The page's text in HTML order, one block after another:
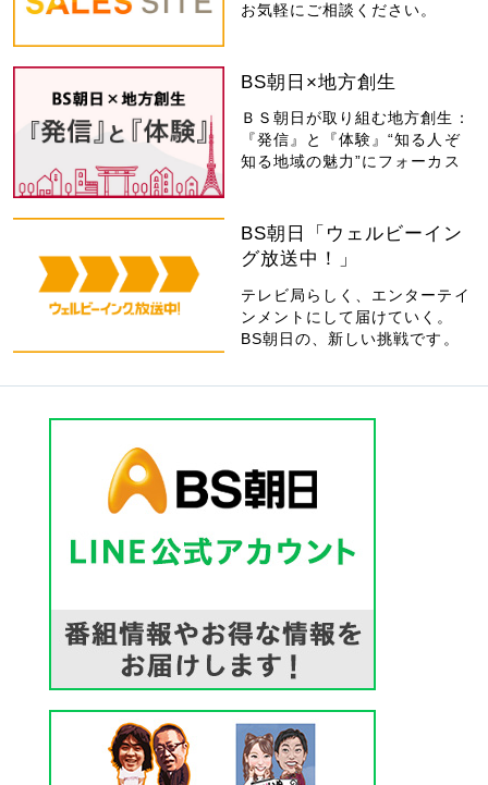
お気軽にご相談ください。
BS朝日×地方創生
ＢＳ朝日が取り組む地方創生：
『発信』と『体験』“知る人ぞ
知る地域の魅力”にフォーカス
BS朝日「ウェルビーイン
グ放送中！」
テレビ局らしく、エンターテイ
ンメントにして届けていく。
BS朝日の、新しい挑戦です。